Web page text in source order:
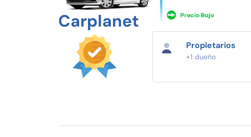
Carplanet
Propietarios
+1 dueño